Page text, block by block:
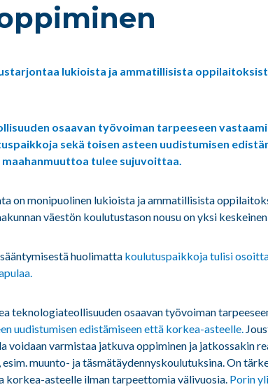
lukioista ja ammatillisista
osaavan työvoiman tarpeeseen
sekä toisen asteen uudistumisen
tulee sujuvoittaa.
on monipuolinen lukioista ja ammatillisista
väestön koulutustason nousu on yksi
huolimatta koulutuspaikkoja tulisi
teknologiateollisuuden osaavan työvoiman
uudistumisen edistämiseen että korkea-asteelle.
voidaan varmistaa jatkuva oppiminen ja jatkossakin
muunto- ja täsmätäydennyskoulutuksina. On
korkea-asteelle ilman tarpeettomia välivuosia. Porin